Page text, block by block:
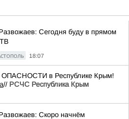
Сегодня буду в прямом
18:07
в Республике Крым!
// РСЧС Республика Крым
Скоро начнём